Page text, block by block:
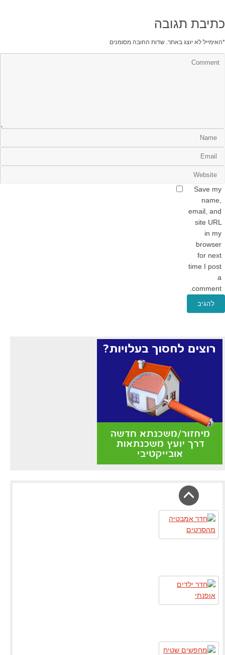
כתיבת תגובה
האימייל לא יוצג באתר. שדות החובה מסומנים *
Save my
name,
email, and
site URL
in my
browser
for next
time I post
a
comment.